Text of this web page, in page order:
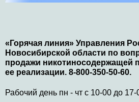
«Горячая линия» Управления
Новосибирской области по
продажи никотиносодержащей
ее реализации. 8-800-350-50-60.
Рабочий день пн - чт с 10-00 до